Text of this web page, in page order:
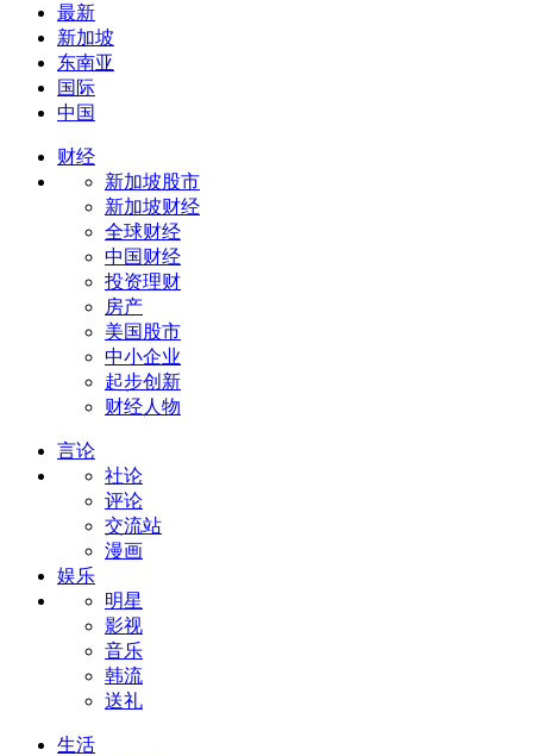
最新
新加坡
东南亚
国际
中国
财经
新加坡股市
新加坡财经
全球财经
中国财经
投资理财
房产
美国股市
中小企业
起步创新
财经人物
言论
社论
评论
交流站
漫画
娱乐
明星
影视
音乐
韩流
送礼
生活